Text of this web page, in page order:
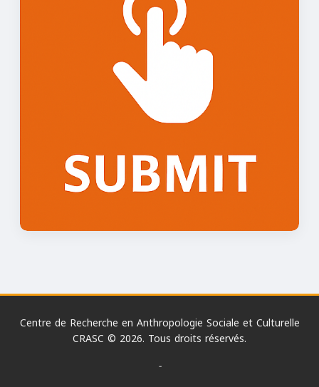
Centre de Recherche en Anthropologie Sociale et Culturelle
CRASC © 2026. Tous droits réservés.
-